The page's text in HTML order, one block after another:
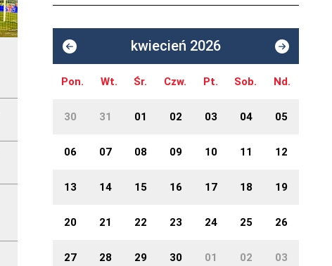
kwiecień 2026
Pon. Wt. Śr. Czw. Pt. Sob. Nd.
30 31 01 02 03 04 05
06 07 08 09 10 11 12
13 14 15 16 17 18 19
20 21 22 23 24 25 26
27 28 29 30 01 02 03